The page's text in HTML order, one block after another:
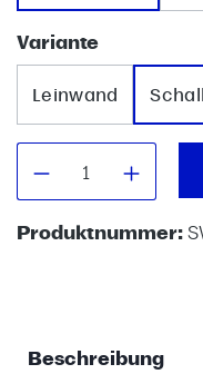
Varianteauswählen
Leinwand
Produkt
Produktnummer:
Beschreibung